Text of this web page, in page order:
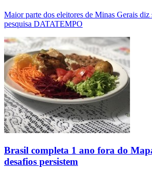
Maior parte dos eleitores de Minas Gerais diz
pesquisa DATATEMPO
Brasil completa 1 ano fora do
desafios persistem